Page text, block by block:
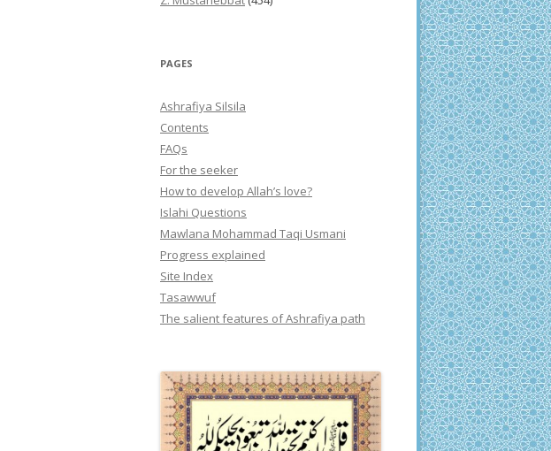
PAGES
Ashrafiya Silsila
Contents
FAQs
For the seeker
How to develop Allah’s love?
Islahi Questions
Mawlana Mohammad Taqi Usmani
Progress explained
Site Index
Tasawwuf
The salient features of Ashrafiya path